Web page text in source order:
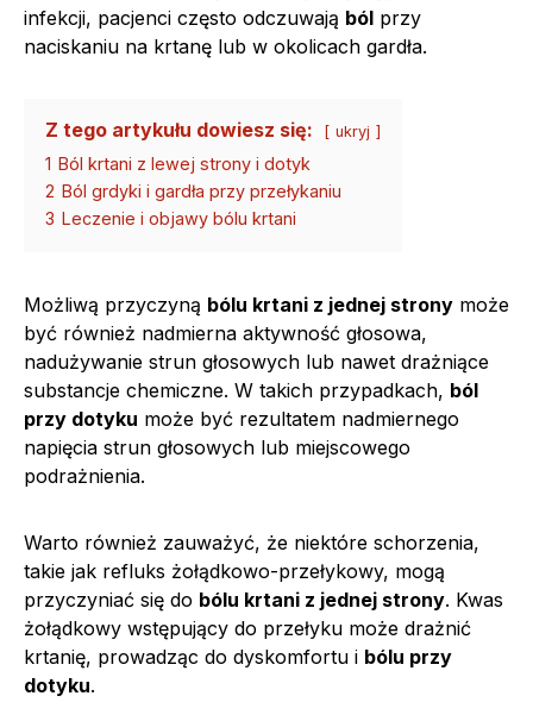
infekcji, pacjenci często odczuwają ból przy
naciskaniu na krtanę lub w okolicach gardła.
Z tego artykułu dowiesz się: ukryj
1 Ból krtani z lewej strony i dotyk
2 Ból grdyki i gardła przy przełykaniu
3 Leczenie i objawy bólu krtani
Możliwą przyczyną bólu krtani z jednej strony może
być również nadmierna aktywność głosowa,
nadużywanie strun głosowych lub nawet drażniące
substancje chemiczne. W takich przypadkach, ból
przy dotyku może być rezultatem nadmiernego
napięcia strun głosowych lub miejscowego
podrażnienia.
Warto również zauważyć, że niektóre schorzenia,
takie jak refluks żołądkowo-przełykowy, mogą
przyczyniać się do bólu krtani z jednej strony. Kwas
żołądkowy wstępujący do przełyku może drażnić
krtanię, prowadząc do dyskomfortu i bólu przy
dotyku.